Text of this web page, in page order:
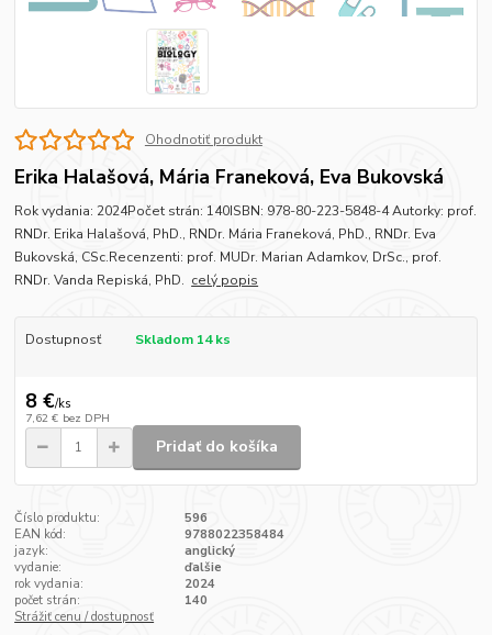
Ohodnotiť produkt
Erika Halašová, Mária Franeková, Eva Bukovská
Rok vydania: 2024Počet strán: 140ISBN: 978-80-223-5848-4 Autorky: prof.
RNDr. Erika Halašová, PhD., RNDr. Mária Franeková, PhD., RNDr. Eva
Bukovská, CSc.Recenzenti: prof. MUDr. Marian Adamkov, DrSc., prof.
RNDr. Vanda Repiská, PhD. celý popis
Dostupnosť Skladom 14 ks
8 €/ks
7,62 € bez DPH
Pridať do košíka
Číslo produktu:
596
EAN kód:
9788022358484
jazyk:
anglický
vydanie:
ďalšie
rok vydania:
2024
počet strán:
140
Strážiť cenu / dostupnosť